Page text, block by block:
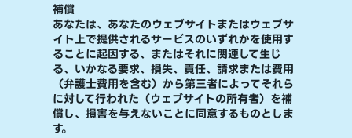
補償
あなたは、あなたのウェブサイトまたはウェブサ
イト上で提供されるサービスのいずれかを使用す
ることに起因する、またはそれに関連して生じ
る、いかなる要求、損失、責任、請求または費用
（弁護士費用を含む）から第三者によってそれら
に対して行われた（ウェブサイトの所有者）を補
償し、損害を与えないことに同意するものとしま
す。